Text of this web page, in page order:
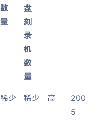
数
量
盘
刻
录
机
数
量
稀少 稀少 高
200
5